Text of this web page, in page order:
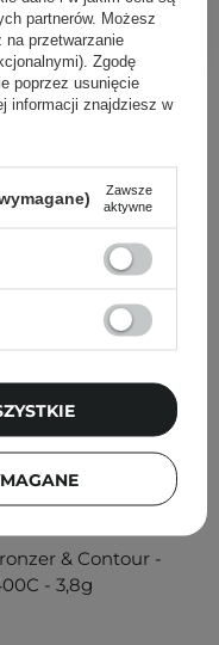
DO KOSZYKA
również
& Contour -
- 3,8g
partnerów. Możesz
przetwarzanie
Zgodę
poprzez usunięcie
informacji znajdziesz w
Zawsze
aktywne